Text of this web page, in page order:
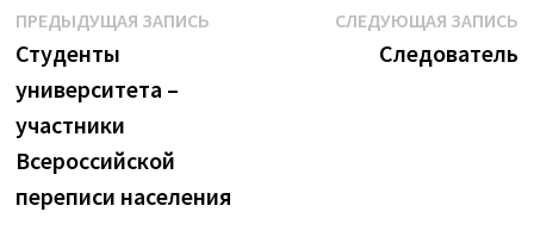
Навигация
по
записям
ПРЕДЫДУЩАЯ ЗАПИСЬ
Студенты
университета –
участники
Всероссийской
переписи населения
СЛЕДУЮЩАЯ ЗАПИСЬ
Следователь